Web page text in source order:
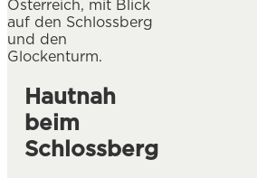
Hautnah
beim
Schlossberg